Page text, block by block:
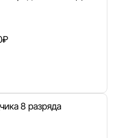
Войти с VK ID
8 разряда